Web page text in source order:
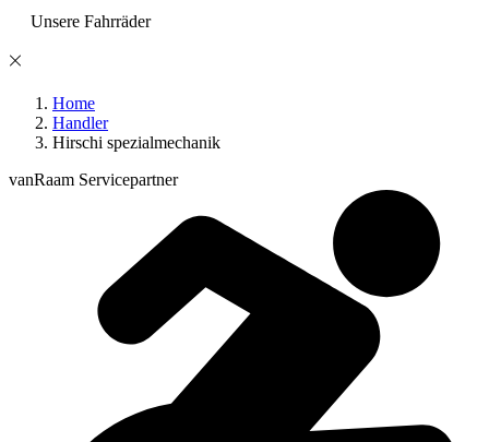
Unsere Fahrräder
Home
Handler
Hirschi spezialmechanik
vanRaam Servicepartner